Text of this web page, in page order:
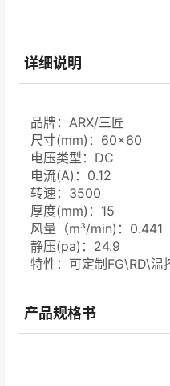
详细说明
品牌：ARX/三匠
尺寸(mm)：60×60
电压类型：DC
电流(A)：0.12
转速：3500
厚度(mm)：15
风量（m³/min)：0.441
静压(pa)：24.9
特性：可定制FG\RD\温
产品规格书